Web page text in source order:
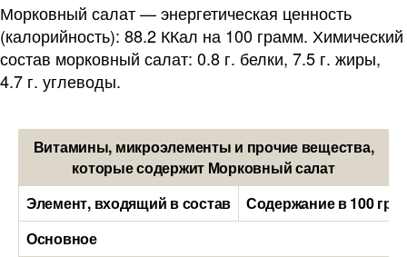
Морковный салат — энергетическая ценность
(калорийность): 88.2 ККал на 100 грамм. Химический
состав морковный салат: 0.8 г. белки, 7.5 г. жиры,
4.7 г. углеводы.
Витамины, микроэлементы и прочие вещества,
которые содержит Морковный салат
Элемент, входящий в состав
Содержание в 100
Основное